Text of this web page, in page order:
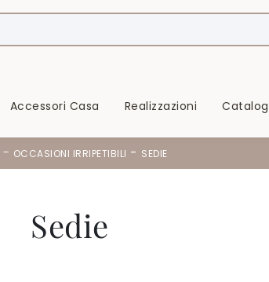
Accessori Casa Realizzazioni
- OCCASIONI IRRIPETIBILI - SEDIE
Sedie